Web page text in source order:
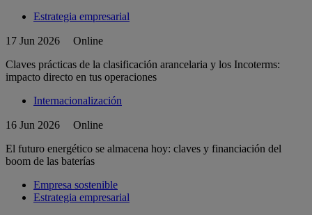
Estrategia empresarial
17 Jun 2026
Online
Claves prácticas de la clasificación arancelaria y los Incoterms:
impacto directo en tus operaciones
Internacionalización
16 Jun 2026
Online
El futuro energético se almacena hoy: claves y financiación del
boom de las baterías
Empresa sostenible
Estrategia empresarial